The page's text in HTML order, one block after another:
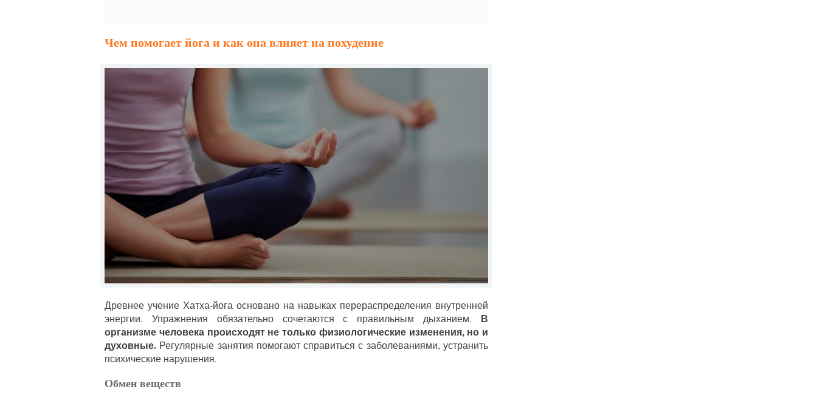
Чем помогает йога и как она влияет на похудение
Древнее учение Хатха-йога основано на навыках перераспределения внутренней
энергии. Упражнения обязательно сочетаются с правильным дыханием. В
организме человека происходят не только физиологические изменения, но и
духовные. Регулярные занятия помогают справиться с заболеваниями, устранить
психические нарушения.
Обмен веществ